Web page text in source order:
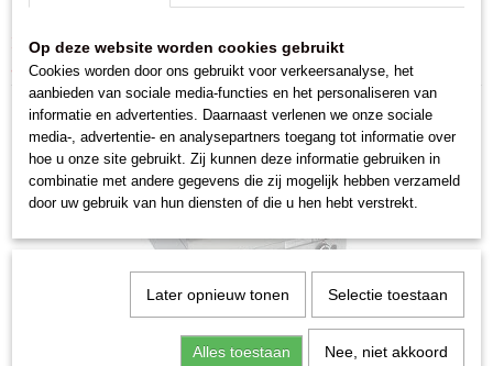
Home>Grill & Ovens >bakplaten>grill/bakplaat modular 1/2 glad 1/2
gegroefd
Op deze website worden cookies gebruikt
Cookies worden door ons gebruikt voor verkeersanalyse, het
aanbieden van sociale media-functies en het personaliseren van
informatie en advertenties. Daarnaast verlenen we onze sociale
media-, advertentie- en analysepartners toegang tot informatie over
hoe u onze site gebruikt. Zij kunnen deze informatie gebruiken in
combinatie met andere gegevens die zij mogelijk hebben verzameld
door uw gebruik van hun diensten of die u hen hebt verstrekt.
Later opnieuw tonen Selectie toestaan
Alles toestaan Nee, niet akkoord